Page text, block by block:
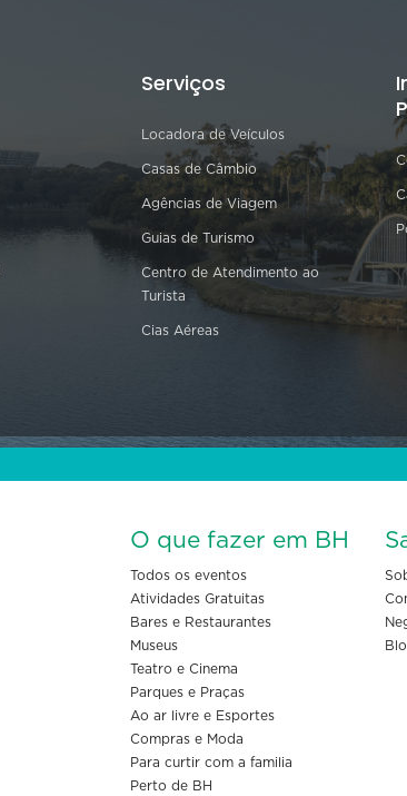
Serviços
Locadora de Veículos
Casas de Câmbio
Agências de Viagem
Guias de Turismo
Centro de Atendimento ao
Turista
Cias Aéreas
O que fazer em BH
Todos os eventos
Atividades Gratuitas
Bares e Restaurantes
Museus
Teatro e Cinema
Parques e Praças
Ao ar livre e Esportes
Compras e Moda
Para curtir com a familia
Perto de BH